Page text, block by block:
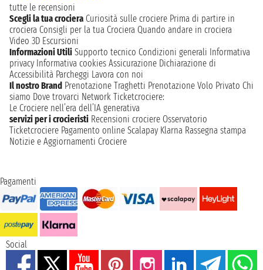
tutte le recensioni
Scegli la tua crociera Curiosità sulle crociere Prima di partire in
crociera Consigli per la tua Crociera Quando andare in crociera
Video 3D Escursioni
Informazioni Utili Supporto tecnico Condizioni generali Informativa
privacy Informativa cookies Assicurazione Dichiarazione di
Accessibilità Parcheggi Lavora con noi
Il nostro Brand Prenotazione Traghetti Prenotazione Volo Privato Chi
siamo Dove trovarci Network Ticketcrociere:
Le Crociere nell’era dell’IA generativa
servizi per i crocieristi Recensioni crociere Osservatorio
Ticketcrociere Pagamento online Scalapay Klarna Rassegna stampa
Notizie e Aggiornamenti Crociere
Pagamenti
Social